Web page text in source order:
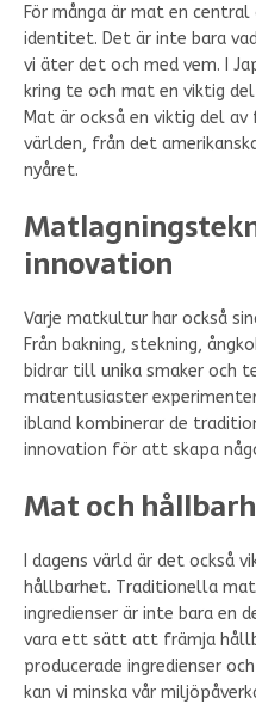
För många är mat en
identitet. Det är inte bara
vi äter det och med vem. I
kring te och mat en viktig
Mat är också en viktig del
världen, från det
nyåret.
innovation
Varje matkultur har också
Från bakning, stekning,
bidrar till unika smaker och
matentusiaster
ibland kombinerar de
innovation för att skapa
Mat och
I dagens värld är det också
hållbarhet. Traditionella
ingredienser är inte bara en
vara ett sätt att främja
producerade ingredienser
kan vi minska vår